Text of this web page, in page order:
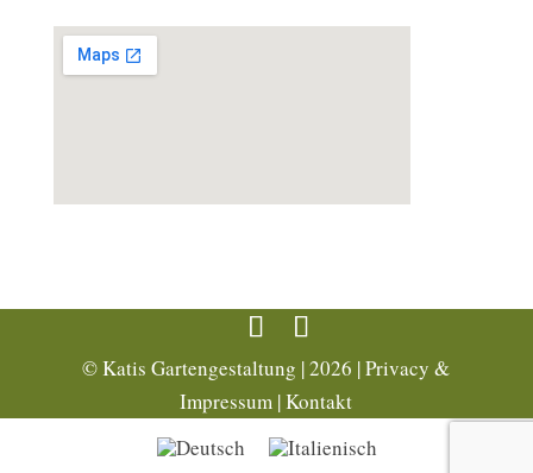
© Katis Gartengestaltung | 2026 |Privacy &
Impressum |Kontakt